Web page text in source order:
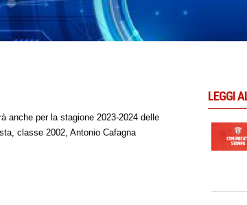
anche per la stagione 2023-2024 delle
classe 2002, Antonio Cafagna
LEGGI